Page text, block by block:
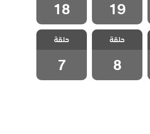
19
18
مسلسل الازقة
الخلفية مدبلج
الحلقة 8
حلقة
8
مسلسل الازقة
الخلفية مدبلج
الحلقة 7
حلقة
7